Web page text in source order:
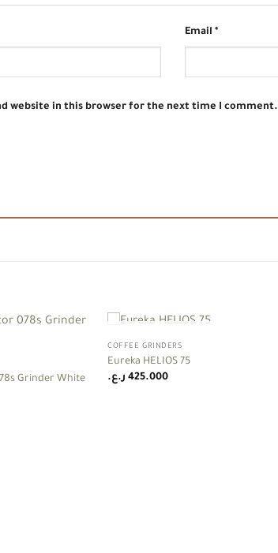
Email *
website in this browser for the next time I comment.
Grinder White
+
OUT OF STOCK
COFFEE GRINDERS
Eureka HELIOS 75
425.000 ر.ع.